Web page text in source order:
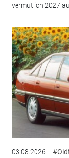
vermutlich 2027
03.08.2026